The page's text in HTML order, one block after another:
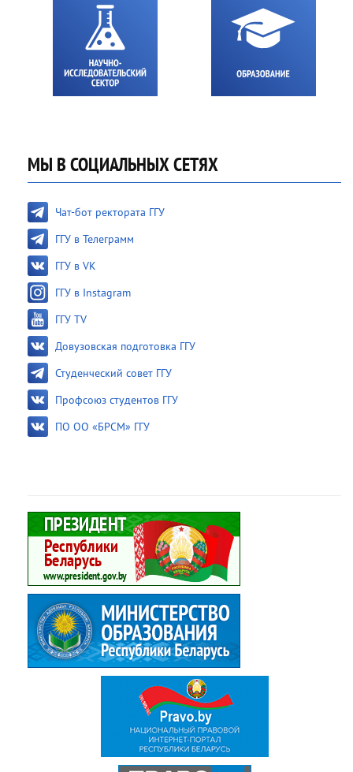
МЫ В СОЦИАЛЬНЫХ СЕТЯХ
Чат-бот ректората ГГУ
ГГУ в Телеграмм
ГГУ в VK
ГГУ в Instagram
ГГУ TV
Довузовская подготовка ГГУ
Студенческий совет ГГУ
Профсоюз студентов ГГУ
ПО ОО «БРСМ» ГГУ